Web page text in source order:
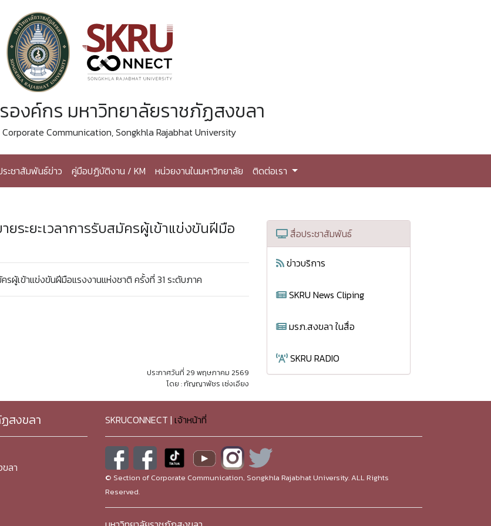
องค์กร มหาวิทยาลัยราชภัฏสงขลา
Communication, Songkhla Rajabhat University
ะชาสัมพันธ์ข่าว คู่มือปฏิบัติงาน / KM หน่วยงานในมหาวิทยาลัย ติดต่อเรา
ระยะเวลาการรับสมัครผู้เข้าแข่งขันฝีมือ
รผู้เข้าแข่งขันฝีมือแรงงานแห่งชาติ ครั้งที่ 31 ระดับภาค
ประกาศวันที่ 29 พฤษภาคม 2569
โดย : กัญญาพัชร เซ่งเอียง
สื่อประชาสัมพันธ์
ข่าวบริการ
SKRU News Cliping
มรภ.สงขลา ในสื่อ
SKRU RADIO
สงขลา
ลา
SKRUCONNECT | เจ้าหน้าที่
© Section of Corporate Communication, Songkhla Rajabhat University. ALL Rights
Reserved.